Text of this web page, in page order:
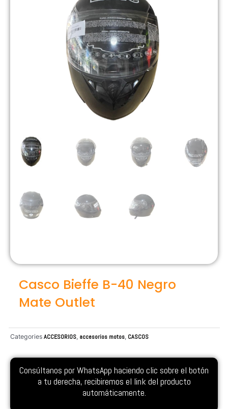
Casco Bieffe B-40 Negro
Mate Outlet
Categories ACCESORIOS, accesorios motos, CASCOS
Consúltanos por WhatsApp haciendo clic sobre el botón
a tu derecha, recibiremos el link del producto
automáticamente.